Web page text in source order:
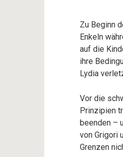
Zu Beginn
Enkeln
auf die
ihre
Lydia
Vor die
Prinzipien
beenden –
von Grigori
Grenzen